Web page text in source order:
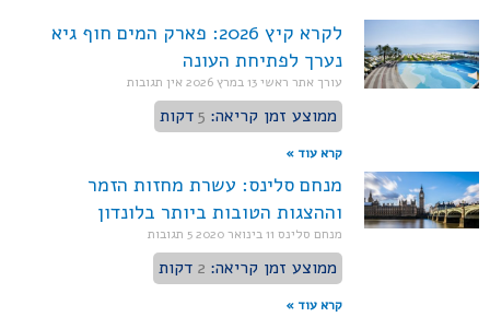
לקרא קיץ 2026: פארק המים חוף גיא
נערך לפתיחת העונה
עורך אתר ראשי13 במרץ 2026 אין תגובות
ממוצע זמן קריאה: 5 דקות
קרא עוד »
מנחם סלינס: עשרת מחזות הזמר
וההצגות הטובות ביותר בלונדון
מנחם סלינס 11 בינואר 2020 5 תגובות
ממוצע זמן קריאה: 2 דקות
קרא עוד »